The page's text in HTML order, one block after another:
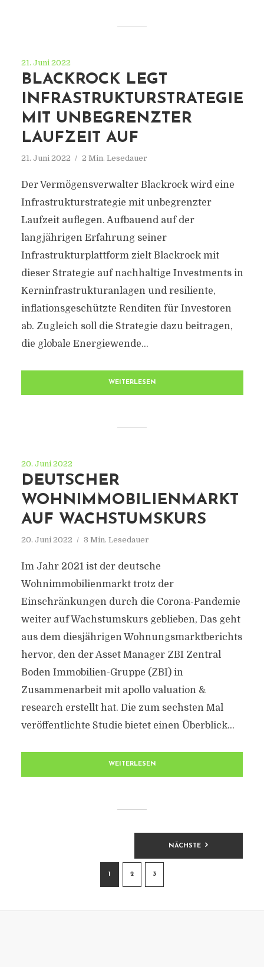
21. Juni 2022
BLACKROCK LEGT
INFRASTRUKTURSTRATEGIE
MIT UNBEGRENZTER
LAUFZEIT AUF
21. Juni 2022 2 Min. Lesedauer
Der Vermögensverwalter Blackrock wird eine
Infrastrukturstrategie mit unbegrenzter
Laufzeit auflegen. Aufbauend auf der
langjährigen Erfahrung seiner
Infrastrukturplattform zielt Blackrock mit
dieser Strategie auf nachhaltige Investments in
Kerninfrastrukturanlagen und resiliente,
inflationsgeschützte Renditen für Investoren
ab. Zugleich soll die Strategie dazu beitragen,
die globale Energiewende...
WEITERLESEN
20. Juni 2022
DEUTSCHER
WOHNIMMOBILIENMARKT
AUF WACHSTUMSKURS
20. Juni 2022 3 Min. Lesedauer
Im Jahr 2021 ist der deutsche
Wohnimmobilienmarkt trotz der
Einschränkungen durch die Corona-Pandemie
weiter auf Wachstumskurs geblieben, Das geht
aus dem diesjährigen Wohnungsmarktberichts
hervor, den der Asset Manager ZBI Zentral
Boden Immobilien-Gruppe (ZBI) in
Zusammenarbeit mit apollo valuation &
research erstellt hat. Die zum sechsten Mal
veröffentlichte Studie bietet einen Überblick...
WEITERLESEN
BEITRAGSNAVIGATION
1 2 3
NÄCHSTE